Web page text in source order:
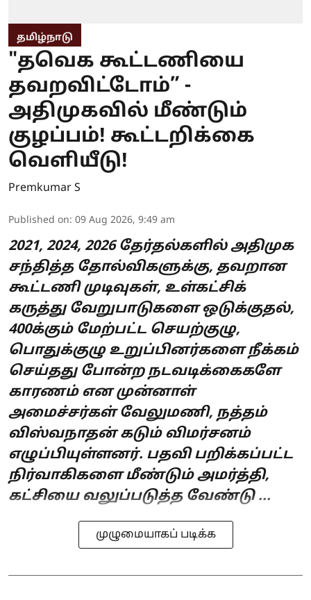
தமிழ்நாடு
"தவெக கூட்டணியை
தவறவிட்டோம்” -
அதிமுகவில் மீண்டும்
குழப்பம்! கூட்டறிக்கை
வெளியீடு!
Premkumar S
Published on: 09 Aug 2026, 9:49 am
2021, 2024, 2026 தேர்தல்களில் அதிமுக
சந்தித்த தோல்விகளுக்கு, தவறான
கூட்டணி முடிவுகள், உள்கட்சிக்
கருத்து வேறுபாடுகளை ஒடுக்குதல்,
400க்கும் மேற்பட்ட செயற்குழு,
பொதுக்குழு உறுப்பினர்களை நீக்கம்
செய்தது போன்ற நடவடிக்கைகளே
காரணம் என முன்னாள்
அமைச்சர்கள் வேலுமணி, நத்தம்
விஸ்வநாதன் கடும் விமர்சனம்
எழுப்பியுள்ளனர். பதவி பறிக்கப்பட்ட
நிர்வாகிகளை மீண்டும் அமர்த்தி,
கட்சியை வலுப்படுத்த வேண்டு ...
முழுமையாகப் படிக்க